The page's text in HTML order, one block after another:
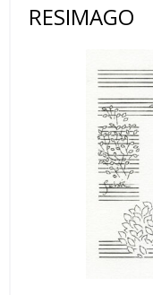
RESIMAGO